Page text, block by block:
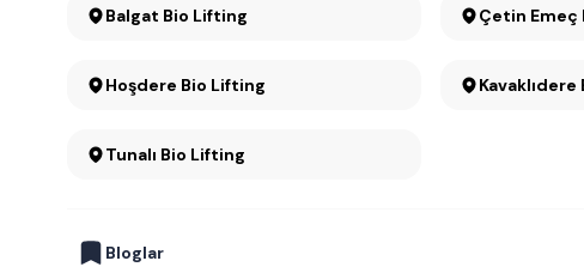
Balgat Bio Lifting Çetin Emeç
Hoşdere Bio Lifting
Tunalı Bio Lifting
Bloglar